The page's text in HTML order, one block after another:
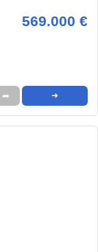
569.000 €
➦ ➜